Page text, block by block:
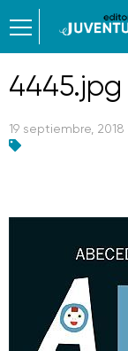
4445.jpg
19 septiembre, 2018